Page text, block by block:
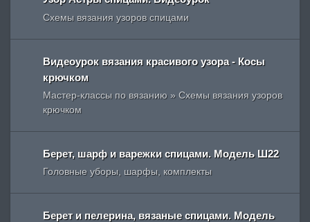
Схемы вязания узоров спицами
Видеоурок вязания красивого узора - Косы
крючком
Мастер-классы по вязанию » Схемы вязания узоров
крючком
Берет, шарф и варежки спицами. Модель Ш22
Головные уборы, шарфы, комплекты
Берет и пелерина, вязаные спицами. Модель